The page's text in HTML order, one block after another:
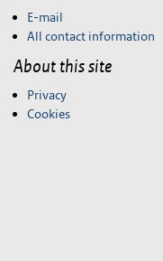
E-mail
All contact information
About this site
Privacy
Cookies